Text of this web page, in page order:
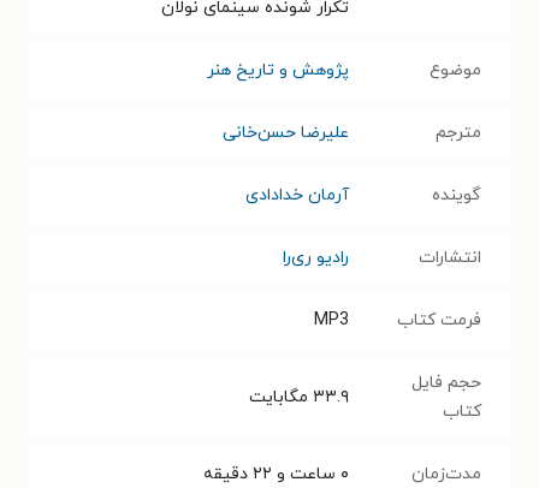
تکرار شونده سینمای نولان
موضوع پژوهش و تاریخ هنر
مترجم علیرضا حسن‌خانی
گوینده آرمان خدادادی
انتشارات رادیو ری‌را
فرمت کتاب MP3
حجم فایل
کتاب
۳۳.۹ مگابایت
مدت‌زمان ۰ ساعت و ۲۲ دقیقه